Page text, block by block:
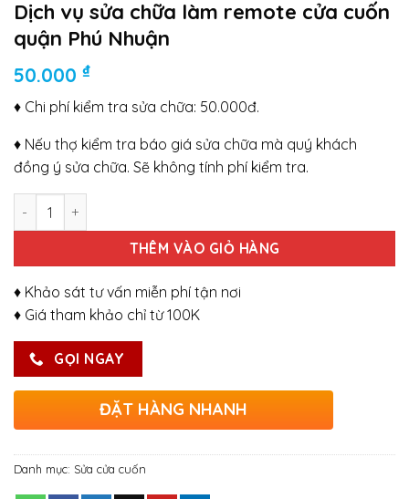
Dịch vụ sửa chữa làm remote cửa cuốn
quận Phú Nhuận
50.000 ₫
♦ Chi phí kiểm tra sửa chữa: 50.000đ.
♦ Nếu thợ kiểm tra báo giá sửa chữa mà quý khách
đồng ý sửa chữa. Sẽ không tính phí kiểm tra.
THÊM VÀO GIỎ HÀNG
♦ Khảo sát tư vấn miễn phí tận nơi
♦ Giá tham khảo chỉ từ 100K
GỌI NGAY
ĐẶT HÀNG NHANH
Danh mục: Sửa cửa cuốn